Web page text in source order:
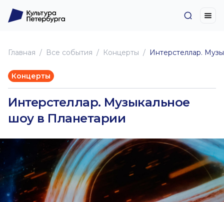
Главная Все события Концерты Интерстеллар.
Концерты
Интерстеллар. Музыкальное
шоу в Планетарии